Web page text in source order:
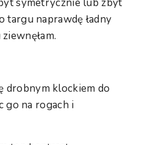
targu naprawdę ładny
drobnym klockiem do
go na rogach i